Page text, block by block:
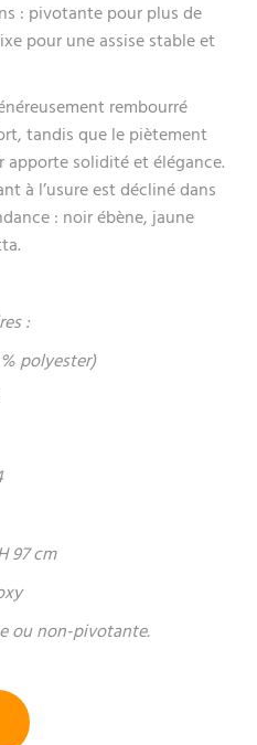
: pivotante pour plus de
pour une assise stable et
rembourré
tandis que le piètement
solidité et élégance.
à l’usure est décliné dans
: noir ébène, jaune
:
polyester)
97 cm
ou non-pivotante.